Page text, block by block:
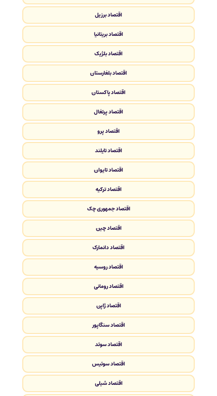
اقتصاد برزیل
اقتصاد بریتانیا
اقتصاد بلژیک
اقتصاد بلغارستان
اقتصاد پاکستان
اقتصاد پرتغال
اقتصاد پرو
اقتصاد تایلند
اقتصاد تایوان
اقتصاد ترکیه
اقتصاد جمهوری چک
اقتصاد چین
اقتصاد دانمارک
اقتصاد روسیه
اقتصاد رومانی
اقتصاد ژاپن
اقتصاد سنگاپور
اقتصاد سوئد
اقتصاد سوئیس
اقتصاد شیلی